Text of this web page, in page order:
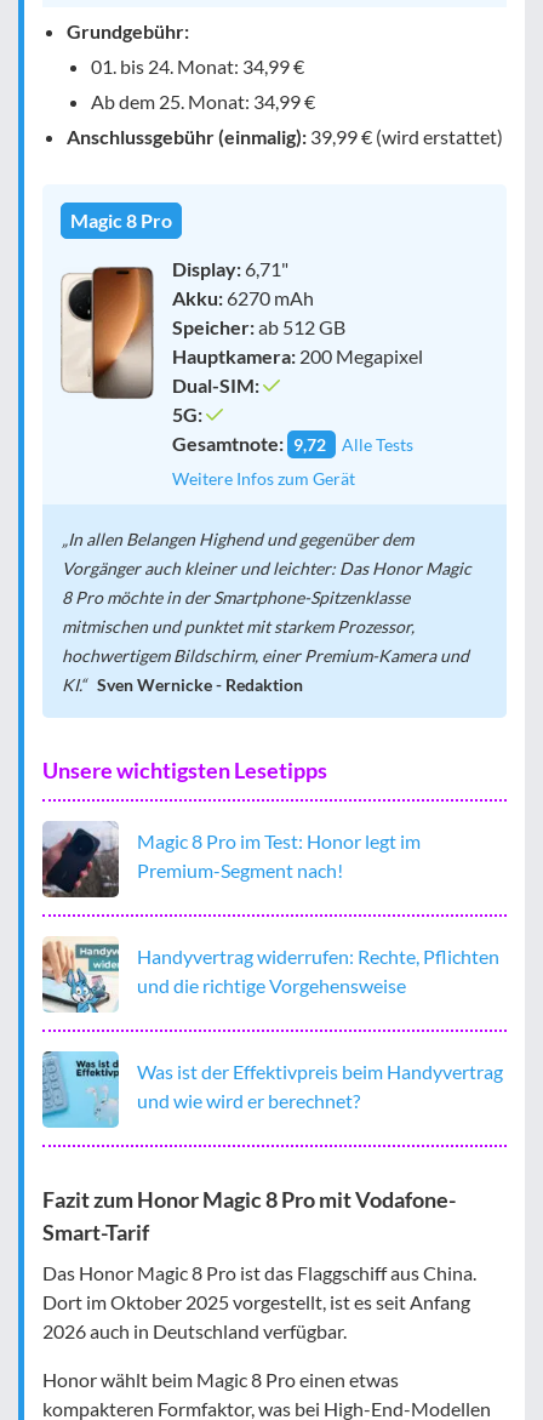
Grundgebühr:
01. bis 24. Monat: 34,99 €
Ab dem 25. Monat: 34,99 €
Anschlussgebühr (einmalig): 39,99 € (wird erstattet)
Magic 8 Pro
Display:6,71"
Akku:6270 mAh
Speicher:ab 512 GB
Hauptkamera: 200 Megapixel
Dual-SIM:
5G:
Gesamtnote: 9,72
Alle Tests
Weitere Infos zum Gerät
In allen Belangen Highend und gegenüber dem
Vorgänger auch kleiner und leichter: Das Honor Magic
8 Pro möchte in der Smartphone-Spitzenklasse
mitmischen und punktet mit starkem Prozessor,
hochwertigem Bildschirm, einer Premium-Kamera und
KI.
Sven Wernicke - Redaktion
Unsere wichtigsten Lesetipps
Magic 8 Pro im Test: Honor legt im
Premium-Segment nach!
Handyvertrag widerrufen: Rechte, Pflichten
und die richtige Vorgehensweise
Was ist der Effektivpreis beim Handyvertrag
und wie wird er berechnet?
Fazit zum Honor Magic 8 Pro mit Vodafone-
Smart-Tarif
Das Honor Magic 8 Pro ist das Flaggschiff aus China.
Dort im Oktober 2025 vorgestellt, ist es seit Anfang
2026 auch in Deutschland verfügbar.
Honor wählt beim Magic 8 Pro einen etwas
kompakteren Formfaktor, was bei High-End-Modellen